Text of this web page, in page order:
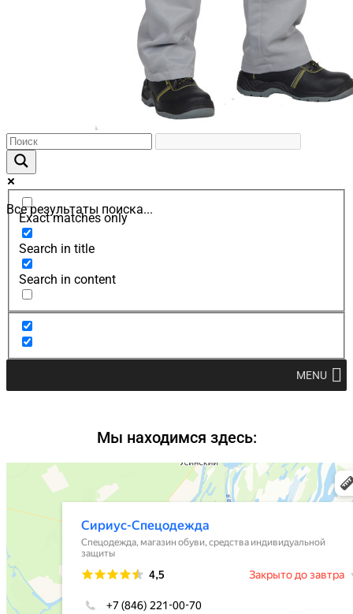
Все результаты поиска...
Exact matches only
Search in title
Search in content
MENU
Мы находимся здесь: